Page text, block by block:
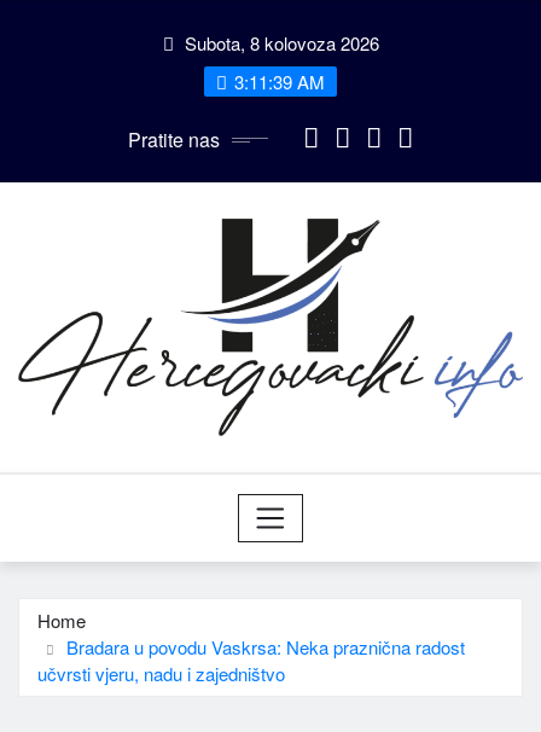
Subota, 8 kolovoza 2026
3:11:40 AM
Pratite nas
Home
Bradara u povodu Vaskrsa: Neka praznična radost
učvrsti vjeru, nadu i zajedništvo